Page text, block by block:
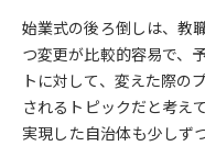
始業式の後ろ倒しは、教
つ変更が比較的容易で、
トに対して、変えた際の
されるトピックだと考え
実現した自治体も少しず